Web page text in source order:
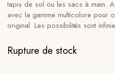
tapis de sol ou les sacs à main.
avec la gamme multicolore pour
original. Les possibilités sont
Rupture de stock